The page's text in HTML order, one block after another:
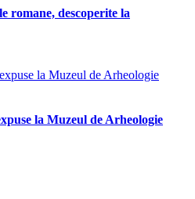
romane, descoperite la
la Muzeul de Arheologie